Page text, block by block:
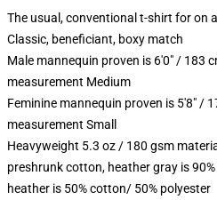
The usual, conventional t-shirt for on
Classic, beneficiant, boxy match
Male mannequin proven is 6'0" / 183
measurement Medium
Feminine mannequin proven is 5'8" /
measurement Small
Heavyweight 5.3 oz / 180 gsm
preshrunk cotton, heather gray is
heather is 50% cotton/ 50% polyester